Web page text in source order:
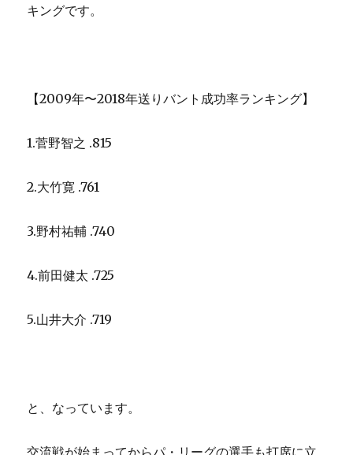
キングです。
【2009年〜2018年送りバント成功率ランキング】
1.菅野智之 .815
2.大竹寛 .761
3.野村祐輔 .740
4.前田健太 .725
5.山井大介 .719
と、なっています。